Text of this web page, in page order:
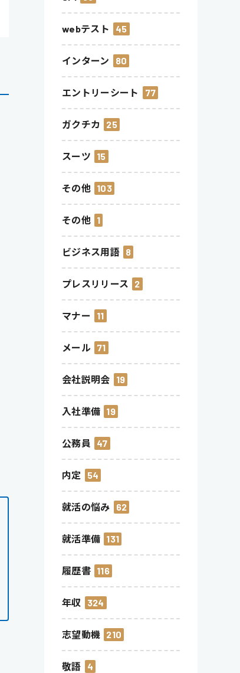
webテスト 45
インターン 80
エントリーシート 77
ガクチカ 25
スーツ 15
その他 103
その他 1
ビジネス用語 8
プレスリリース 2
マナー 11
メール 71
会社説明会 19
入社準備 19
公務員 47
内定 54
就活の悩み 62
就活準備 131
履歴書 116
年収 324
志望動機 210
敬語 4